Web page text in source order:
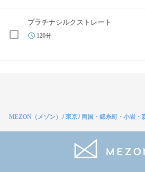
プラチナシルクストレート
120分
MEZON（メゾン） /東京/ 両国・錦糸町・小岩・